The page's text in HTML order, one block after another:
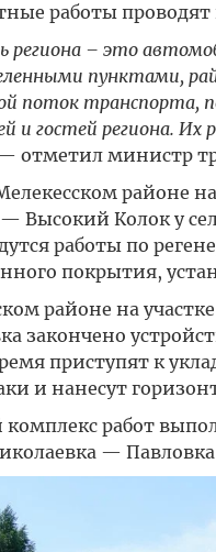
работы
региона – это
пунктами,
поток транспорта,
и гостей региона. Их
отметил министр
районе
— Высокий Колок у
работы по
покрытия,
районе на
закончено
приступят к
и нанесут
работ
— Павловка